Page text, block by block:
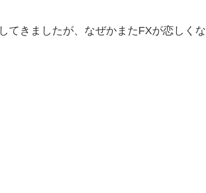
てきましたが、なぜかまたFXが恋しくな